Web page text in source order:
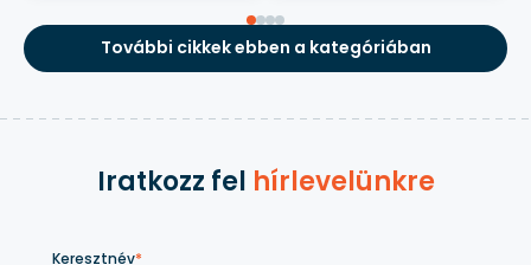
További cikkek ebben a kategóriában
Iratkozz fel hírlevelünkre
Keresztnév*